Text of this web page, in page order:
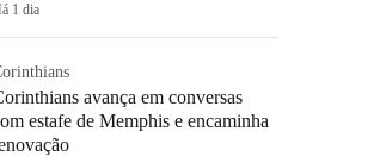
1 dia
avança em conversas
estafe de Memphis e encaminha